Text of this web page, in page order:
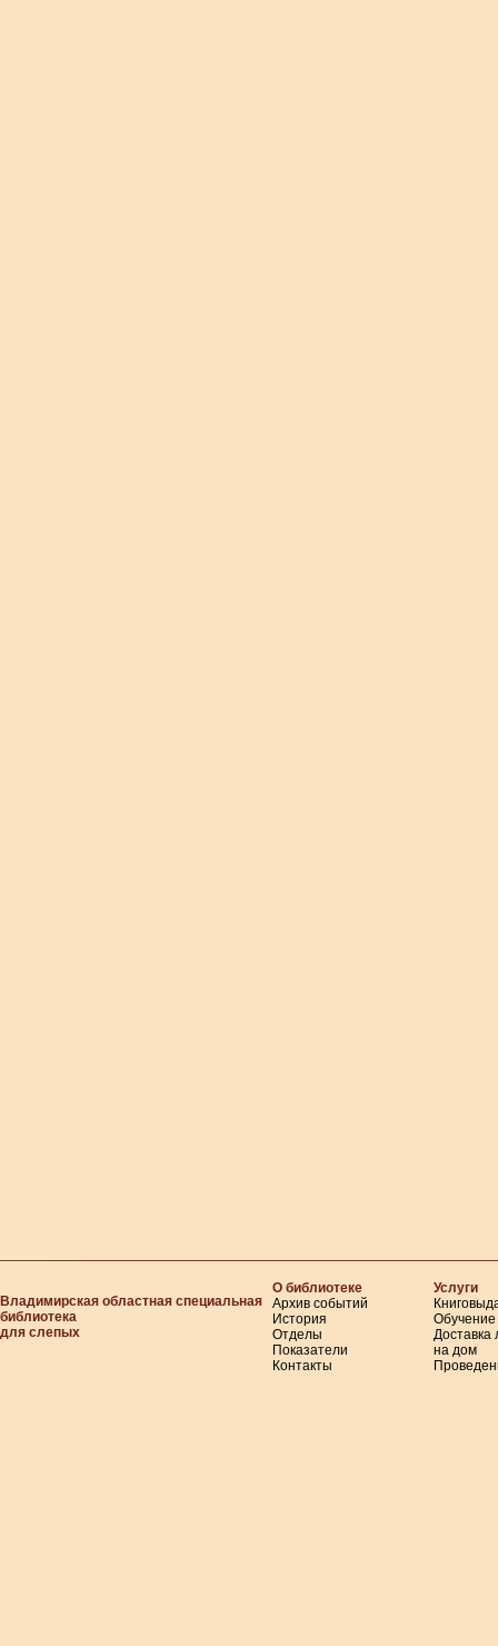
Владимирская областная специальная
библиотека
для слепых
О библиотеке
Архив событий
История
Отделы
Показатели
Контакты
Услуги
Обучение
Доставка
на дом